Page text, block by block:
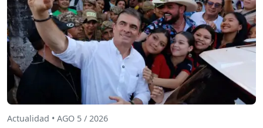
Actualidad • AGO 5 / 2026